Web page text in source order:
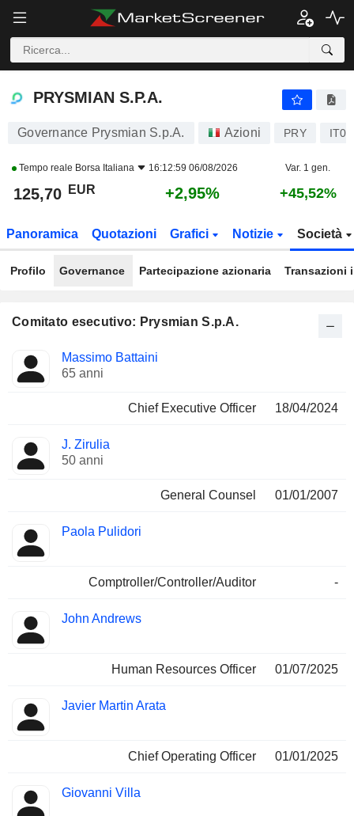
PRYSMIAN S.P.A.
PRYSMIAN S.P.A.
Governance Prysmian S.p.A. Azioni PRY
Tempo reale Borsa Italiana 16:12:59 06/08/2026 Var. 1 gen.
125,70 EUR +2,95% +45,52%
Panoramica Quotazioni Grafici Notizie Società
Profilo Governance Partecipazione azionaria Transazioni
Comitato esecutivo: Prysmian S.p.A.
Manager
Posizioni
ricoperte
Massimo Battaini
65 anni
Chief Executive Officer 18/04/2024
J. Zirulia
50 anni
General Counsel 01/01/2007
Paola Pulidori
Comptroller/Controller/Auditor -
John Andrews
Human Resources Officer 01/07/2025
Javier Martin Arata
Chief Operating Officer 01/01/2025
Giovanni Villa